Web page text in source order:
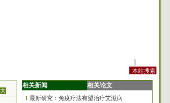
大
相关新闻 相关论文
1 最新研究：免疫疗法有望治疗艾滋病